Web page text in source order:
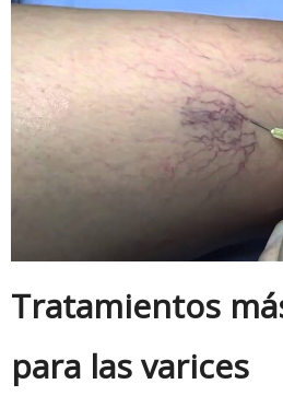
Tratamientos
para las varices